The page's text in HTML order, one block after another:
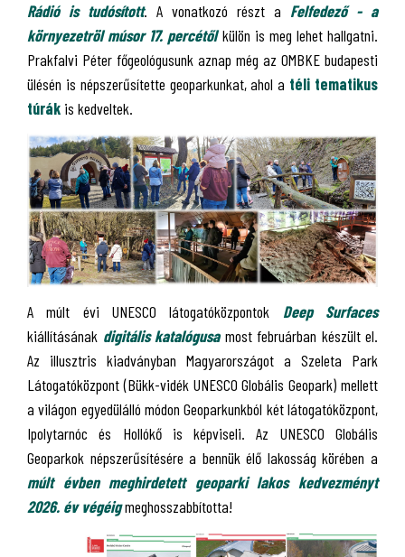
Rádió is tudósított. A vonatkozó részt a Felfedező - a
környezetröl músor 17. percétől külön is meg lehet hallgatni.
Prakfalvi Péter főgeológusunk aznap még az OMBKE budapesti
ülésén is népszerűsítette geoparkunkat, ahol a téli tematikus
túrák is kedveltek.
A múlt évi UNESCO látogatóközpontok Deep Surfaces
kiállításának digitális katalógusamost februárban készült el.
Az illusztris kiadványban Magyarországot a Szeleta Park
Látogatóközpont (Bükk-vidék UNESCO Globális Geopark) mellett
a világon egyedülálló módon Geoparkunkból két látogatóközpont,
Ipolytarnóc és Hollókő is képviseli. Az UNESCO Globális
Geoparkok népszerűsítésére a bennük élő lakosság körében a
múlt évben meghirdetett geoparki lakos kedvezményt
2026. év végéigmeghosszabbította!